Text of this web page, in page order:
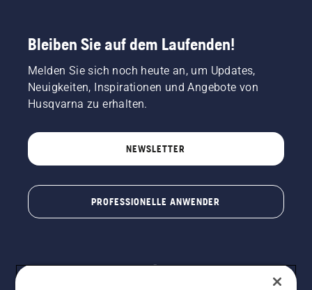
Bleiben Sie auf dem Laufenden!
Melden Sie sich noch heute an, um Updates,
Neuigkeiten, Inspirationen und Angebote von
Husqvarna zu erhalten.
NEWSLETTER
PROFESSIONELLE ANWENDER